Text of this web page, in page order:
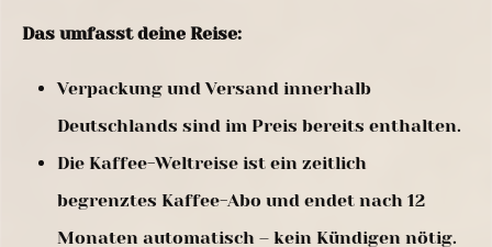
Das umfasst deine Reise:
Verpackung und Versand innerhalb
Deutschlands sind im Preis bereits enthalten.
Die Kaffee-Weltreise ist ein zeitlich
begrenztes Kaffee-Abo und endet nach 12
Monaten automatisch – kein Kündigen nötig.